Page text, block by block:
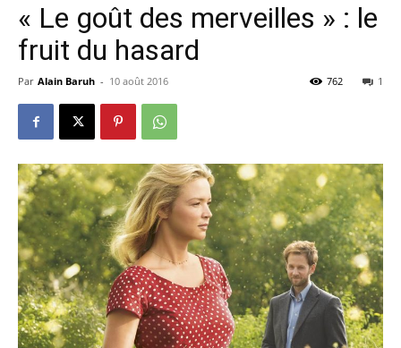
« Le goût des merveilles » : le
fruit du hasard
Par Alain Baruh - 10 août 2016 1
762